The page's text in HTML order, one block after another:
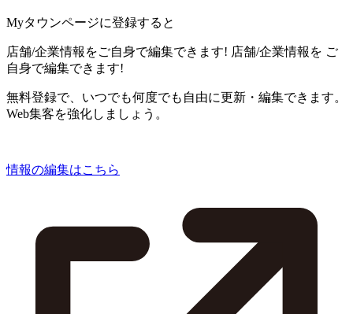
Myタウンページに登録すると
店舗/企業情報をご自身で編集できます! 店舗/企業情報を ご
自身で編集できます!
無料登録で、いつでも何度でも自由に更新・編集できます。
Web集客を強化しましょう。
情報の編集はこちら